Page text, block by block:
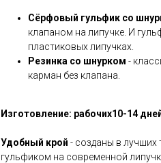
Сёрфовый гульфик со
клапаном на липучке. И
пластиковых липучках.
Резинка со шнурком -
карман без клапана.
Изготовление: рабочих10-14
Удобный крой - созданы в
гульфиком на современной